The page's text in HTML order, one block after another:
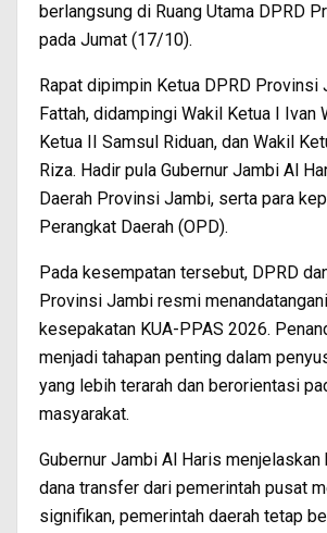
berlangsung di Ruang Utama DPRD
pada Jumat (17/10).
Rapat dipimpin Ketua DPRD Provinsi
Fattah, didampingi Wakil Ketua I Ivan
Ketua II Samsul Riduan, dan Wakil
Riza. Hadir pula Gubernur Jambi Al
Daerah Provinsi Jambi, serta para
Perangkat Daerah (OPD).
Pada kesempatan tersebut, DPRD
Provinsi Jambi resmi
kesepakatan KUA-PPAS 2026.
menjadi tahapan penting dalam
yang lebih terarah dan berorientasi
masyarakat.
Gubernur Jambi Al Haris
dana transfer dari pemerintah pusat
signifikan, pemerintah daerah tetap